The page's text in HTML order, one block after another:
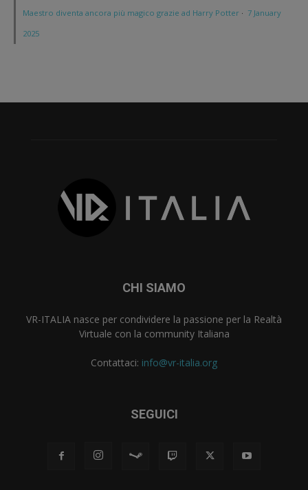
Maestro diventa ancora più magico grazie ad Harry Potter · 7 January
2025
CHI SIAMO
VR-ITALIA nasce per condividere la passione per la Realtà
Virtuale con la community Italiana
Contattaci: info@vr-italia.org
SEGUICI